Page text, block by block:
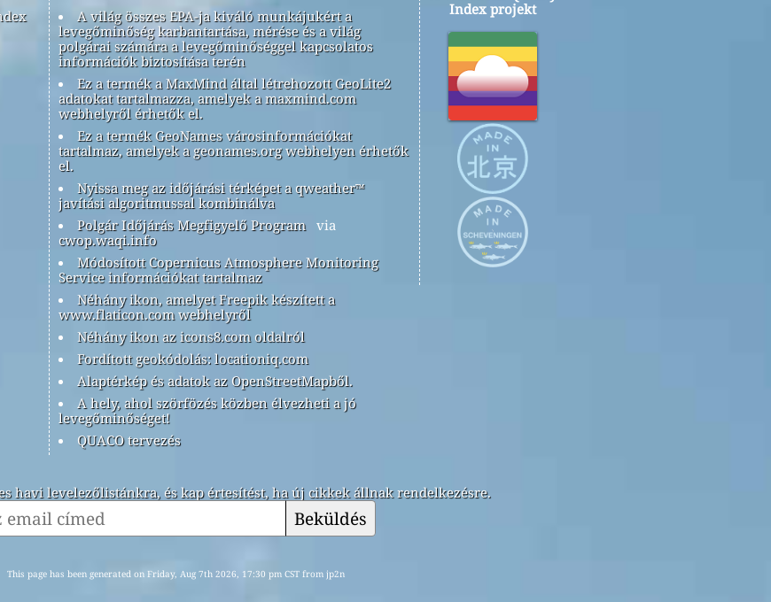
A világ összes EPA-ja kiváló munkájukért a
levegőminőség karbantartása, mérése és a világ
polgárai számára a levegőminőséggel kapcsolatos
információk biztosítása terén
Ez a termék a MaxMind által létrehozott GeoLite2
adatokat tartalmazza, amelyek a maxmind.com
webhelyről érhetők el.
Ez a termék GeoNames városinformációkat
tartalmaz, amelyek a geonames.org webhelyen érhetők
el.
Nyissa meg az időjárási térképet a qweather™
javítási algoritmussal kombinálva
Polgár Időjárás Megfigyelő Program via
cwop.waqi.info
Módosított Copernicus Atmosphere Monitoring
Service információkat tartalmaz
Néhány ikon, amelyet Freepik készített a
www.flaticon.com webhelyről
Néhány ikon az icons8.com oldalról
Fordított geokódolás: locationiq.com
Alaptérkép és adatok az OpenStreetMapből.
A hely, ahol szörfözés közben élvezheti a jó
levegőminőséget!
QUACO tervezés
Index projekt
havi levelezőlistánkra, és kap értesítést, ha új cikkek állnak rendelkezésre.
Beküldés
This page has been generated on Friday, Aug 7th 2026, 17:30 pm CST from jp2n